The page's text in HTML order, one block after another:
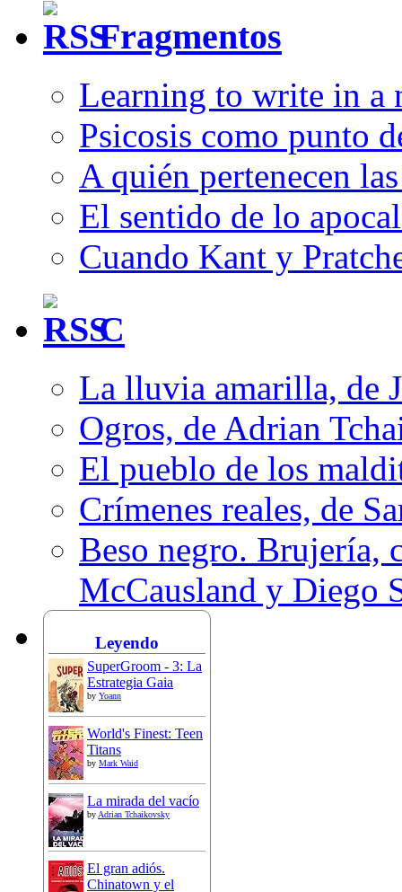
Fragmentos
Learning to write in a
Psicosis como punto
A quién pertenecen
El sentido de lo
Cuando Kant y
C
La lluvia amarilla, de
Ogros, de Adrian
El pueblo de los
Crímenes reales, de
Beso negro. Brujería,
McCausland y Diego
Leyendo
SuperGroom - 3: La
Estrategia Gaia
by Yoann
World's Finest: Teen
Titans
by Mark Waid
La mirada del vacío
byAdrian Tchaikovsky
El gran adiós.
Chinatown y el